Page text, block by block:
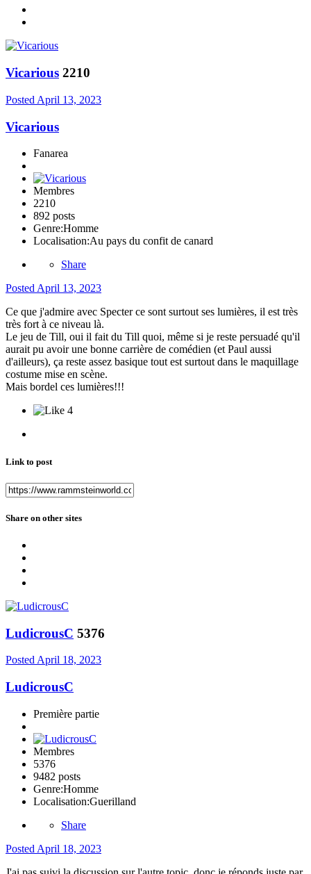
Vicarious 2210
Posted April 13, 2023
Vicarious
Fanarea
Membres
2210
892 posts
Genre:Homme
Localisation:Au pays du confit de canard
Share
Posted April 13, 2023
Ce que j'admire avec Specter ce sont surtout ses lumières, il est très
très fort à ce niveau là.
Le jeu de Till, oui il fait du Till quoi, même si je reste persuadé qu'il
aurait pu avoir une bonne carrière de comédien (et Paul aussi
d'ailleurs), ça reste assez basique tout est surtout dans le maquillage
costume mise en scène.
Mais bordel ces lumières!!!
4
Link to post
Share on other sites
LudicrousC 5376
PostedApril 18, 2023
LudicrousC
Première partie
Membres
5376
9482 posts
Genre:Homme
Localisation:Guerilland
Share
Posted April 18, 2023